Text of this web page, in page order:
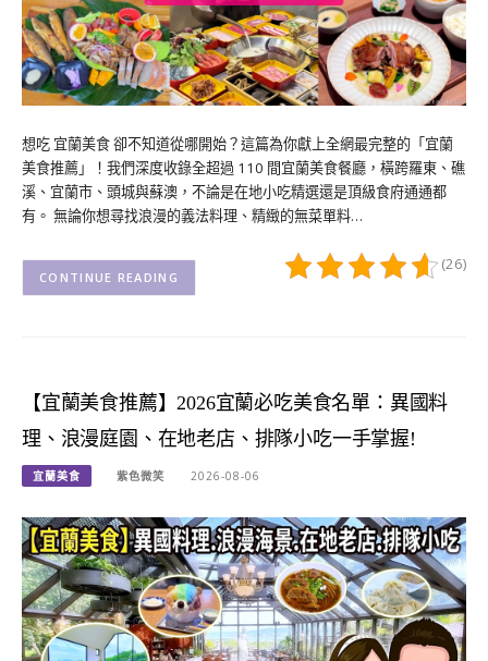
想吃 宜蘭美食 卻不知道從哪開始？這篇為你獻上全網最完整的「宜蘭
美食推薦」！我們深度收錄全超過 110 間宜蘭美食餐廳，橫跨羅東、礁
溪、宜蘭市、頭城與蘇澳，不論是在地小吃精選還是頂級食府通通都
有。 無論你想尋找浪漫的義法料理、精緻的無菜單料…
(26)
CONTINUE READING
【宜蘭美食推薦】2026宜蘭必吃美食名單：異國料
理、浪漫庭園、在地老店、排隊小吃一手掌握!
宜蘭美食 紫色微笑 2026-08-06